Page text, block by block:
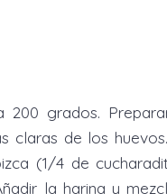
200 grados.
claras de los
(1/4 de
la harina y